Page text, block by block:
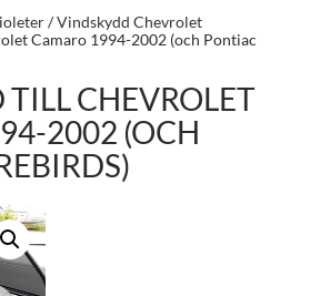
/Vindskydd Chevrolet
Camaro 1994-2002 (och Pontiac
CHEVROLET
2002 (OCH